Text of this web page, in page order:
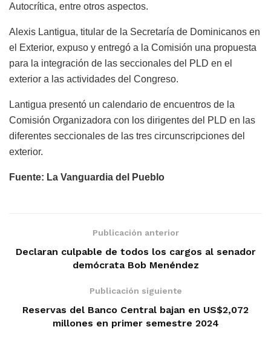
Autocrítica, entre otros aspectos.
Alexis Lantigua, titular de la Secretaría de Dominicanos en
el Exterior, expuso y entregó a la Comisión una propuesta
para la integración de las seccionales del PLD en el
exterior a las actividades del Congreso.
Lantigua presentó un calendario de encuentros de la
Comisión Organizadora con los dirigentes del PLD en las
diferentes seccionales de las tres circunscripciones del
exterior.
Fuente: La Vanguardia del Pueblo
Publicación anterior
Declaran culpable de todos los cargos al senador
demócrata Bob Menéndez
Publicación siguiente
Reservas del Banco Central bajan en US$2,072
millones en primer semestre 2024